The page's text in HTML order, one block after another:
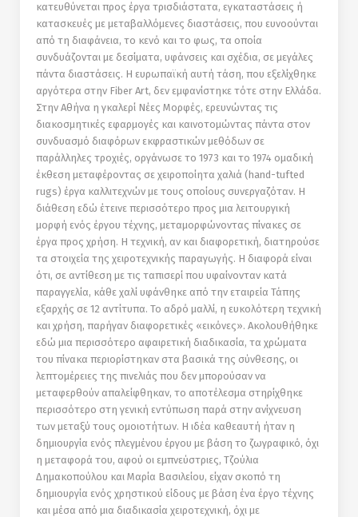
κατευθύνεται προς έργα τρισδιάστατα, εγκαταστάσεις ή
κατασκευές µε µεταβαλλόµενες διαστάσεις, που ευνοούνται
από τη διαφάνεια, το κενό και το φως, τα οποία
συνδυάζονται µε δεσίµατα, υφάνσεις και σχέδια, σε µεγάλες
πάντα διαστάσεις. Η ευρωπαϊκή αυτή τάση, που εξελίχθηκε
αργότερα στην Fiber Art, δεν εµφανίστηκε τότε στην Ελλάδα.
Στην Αθήνα η γκαλερί Νέες Μορφές, ερευνώντας τις
διακοσµητικές εφαρµογές και καινοτομώντας πάντα στον
συνδυασµό διαφόρων εκφραστικών µεθόδων σε
παράλληλες τροχιές, οργάνωσε το 1973 και το 1974 οµαδική
έκθεση µεταφέροντας σε χειροποίητα χαλιά (hand-tufted
rugs) έργα καλλιτεχνών µε τους οποίους συνεργαζόταν. Η
διάθεση εδώ έτεινε περισσότερο προς µια λειτουργική
µορφή ενός έργου τέχνης, μεταμορφώνοντας πίνακες σε
έργα προς χρήση. Η τεχνική, αν και διαφορετική, διατηρούσε
τα στοιχεία της χειροτεχνικής παραγωγής. Η διαφορά είναι
ότι, σε αντίθεση µε τις ταπισερί που υφαίνονταν κατά
παραγγελία, κάθε χαλί υφάνθηκε από την εταιρεία Τάπης
εξαρχής σε 12 αντίτυπα. Το αδρό µαλλί, η ευκολότερη τεχνική
και χρήση, παρήγαν διαφορετικές «εικόνες». Ακολουθήθηκε
εδώ µια περισσότερο αφαιρετική διαδικασία, τα χρώµατα
του πίνακα περιορίστηκαν στα βασικά της σύνθεσης, οι
λεπτομέρειες της πινελιάς που δεν µπορούσαν να
μεταφερθούν απαλείφθηκαν, το αποτέλεσμα στηρίχθηκε
περισσότερο στη γενική εντύπωση παρά στην ανίχνευση
των µεταξύ τους οµοιοτήτων. Η ιδέα καθεαυτή ήταν η
δηµιουργία ενός πλεγµένου έργου µε βάση το ζωγραφικό, όχι
η µεταφορά του, αφού οι εµπνεύστριες, Τζούλια
Δηµακοπούλου και Μαρία Βασιλείου, είχαν σκοπό τη
δηµιουργία ενός χρηστικού είδους µε βάση ένα έργο τέχνης
και µέσα από µια διαδικασία χειροτεχνική, όχι µε